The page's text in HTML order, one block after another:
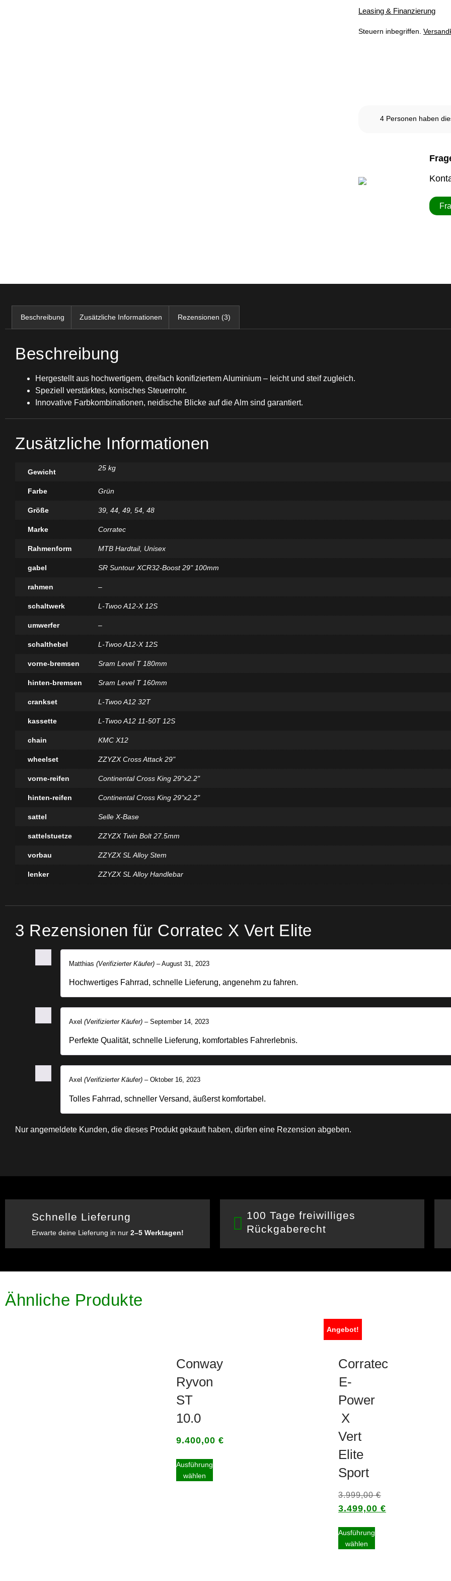
Leasing & Finanzierung
Steuern inbegriffen.
4 Personen haben
Beschreibung Zusätzliche Informationen Rezensionen (3)
Beschreibung
Hergestellt aus hochwertigem, dreifach konifiziertem Aluminium – leicht und steif zugleich.
Speziell verstärktes, konisches Steuerrohr.
Innovative Farbkombinationen, neidische Blicke auf die Alm sind garantiert.
Zusätzliche Informationen
Gewicht 25 kg
Farbe Grün
Größe 39 44 49 54 48
Marke Corratec
Rahmenform MTB Hardtail, Unisex
gabel SR Suntour XCR32-Boost 29" 100mm
rahmen –
schaltwerk L-Twoo A12-X 12S
umwerfer –
schalthebel L-Twoo A12-X 12S
vorne-bremsen Sram Level T 180mm
hinten-bremsen Sram Level T 160mm
crankset L-Twoo A12 32T
kassette L-Twoo A12 11-50T 12S
chain KMC X12
wheelset ZZYZX Cross Attack 29"
vorne-reifen Continental Cross King 29"x2.2"
hinten-reifen Continental Cross King 29"x2.2"
sattel Selle X-Base
sattelstuetze ZZYZX Twin Bolt 27.5mm
vorbau ZZYZX SL Alloy Stem
lenker ZZYZX SL Alloy Handlebar
3 Rezensionen für Corratec X Vert Elite
Matthias (Verifizierter Käufer) – August 31, 2023
Hochwertiges Fahrrad, schnelle Lieferung, angenehm zu fahren.
Axel (Verifizierter Käufer) – September 14, 2023
Perfekte Qualität, schnelle Lieferung, komfortables Fahrerlebnis.
Axel (Verifizierter Käufer) – Oktober 16, 2023
Tolles Fahrrad, schneller Versand, äußerst komfortabel.
Nur angemeldete Kunden, die dieses Produkt gekauft haben, dürfen eine Rezension abgeben.
Schnelle Lieferung
Erwarte deine Lieferung in nur 2–5 Werktagen!
100 Tage freiwilliges
Rückgaberecht
Ähnliche Produkte
Conway
Ryvon
ST
10.0
9.400,00 €
Ausführung
wählen
Angebot!
Corratec
E-
Power
X
Vert
Elite
Sport
3.999,00€
3.499,00 €
Ausführung
wählen